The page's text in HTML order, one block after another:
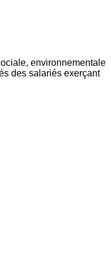
environnementale
des salariés exerçant